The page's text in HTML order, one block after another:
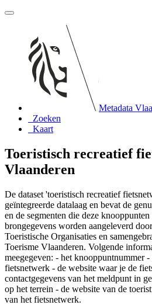
Metadata
Zoeken
Kaart
Toeristisch recreatief
Vlaanderen
De dataset 'toeristisch recreatief
geïntegreerde datalaag en bevat de
en de segmenten die deze
brongegevens worden aangeleverd
Toeristische Organisaties en
Toerisme Vlaanderen. Volgende
meegegeven: - het knooppuntnummer -
fietsnetwerk - de website waar je de
contactgegevens van het meldpunt in
op het terrein - de website van de
van het fietsnetwerk.